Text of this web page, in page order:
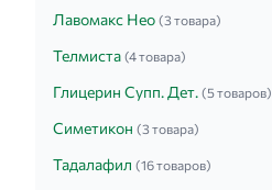
Лавомакс Нео (3 товара)
Телмиста (4 товара)
Глицерин Супп. Дет. (5 товаров)
Симетикон (3 товара)
Тадалафил (16 товаров)